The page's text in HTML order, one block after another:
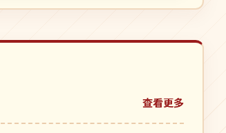
查看更多
连载中